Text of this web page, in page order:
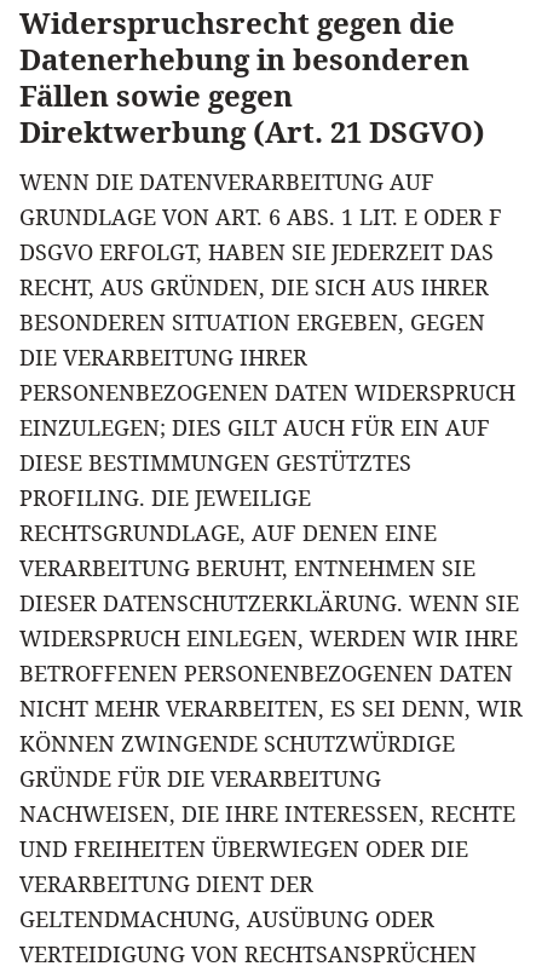
Widerspruchsrecht gegen die
Datenerhebung in besonderen
Fällen sowie gegen
Direktwerbung (Art. 21 DSGVO)
WENN DIE DATENVERARBEITUNG AUF
GRUNDLAGE VON ART. 6 ABS. 1 LIT. E ODER F
DSGVO ERFOLGT, HABEN SIE JEDERZEIT DAS
RECHT, AUS GRÜNDEN, DIE SICH AUS IHRER
BESONDEREN SITUATION ERGEBEN, GEGEN
DIE VERARBEITUNG IHRER
PERSONENBEZOGENEN DATEN WIDERSPRUCH
EINZULEGEN; DIES GILT AUCH FÜR EIN AUF
DIESE BESTIMMUNGEN GESTÜTZTES
PROFILING. DIE JEWEILIGE
RECHTSGRUNDLAGE, AUF DENEN EINE
VERARBEITUNG BERUHT, ENTNEHMEN SIE
DIESER DATENSCHUTZERKLÄRUNG. WENN SIE
WIDERSPRUCH EINLEGEN, WERDEN WIR IHRE
BETROFFENEN PERSONENBEZOGENEN DATEN
NICHT MEHR VERARBEITEN, ES SEI DENN, WIR
KÖNNEN ZWINGENDE SCHUTZWÜRDIGE
GRÜNDE FÜR DIE VERARBEITUNG
NACHWEISEN, DIE IHRE INTERESSEN, RECHTE
UND FREIHEITEN ÜBERWIEGEN ODER DIE
VERARBEITUNG DIENT DER
GELTENDMACHUNG, AUSÜBUNG ODER
VERTEIDIGUNG VON RECHTSANSPRÜCHEN